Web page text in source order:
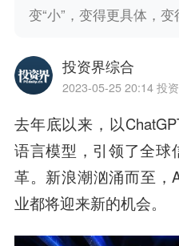
变“小”，变得更具体，变
投资界综合
2023-05-25 20:14 投
去年底以来，以
语言模型，引领了全球
革。新浪潮汹涌而至，
业都将迎来新的机会。